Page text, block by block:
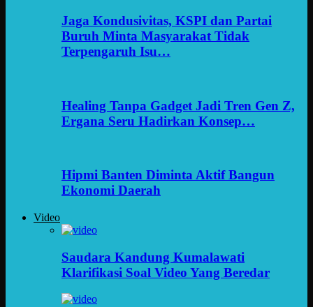
Jaga Kondusivitas, KSPI dan Partai
Buruh Minta Masyarakat Tidak
Terpengaruh Isu…
Healing Tanpa Gadget Jadi Tren Gen Z,
Ergana Seru Hadirkan Konsep…
Hipmi Banten Diminta Aktif Bangun
Ekonomi Daerah
Video
Saudara Kandung Kumalawati
Klarifikasi Soal Video Yang Beredar